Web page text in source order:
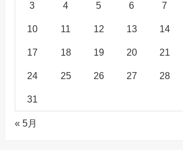
3 4 5 6 7
10 11 12 13 14
17 18 19 20 21
24 25 26 27 28
31
« 5月